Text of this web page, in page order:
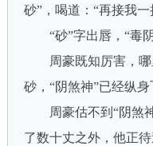
砂”，喝道：“再接我一
“砂”字出唇，“毒阴
周豪既知厉害，哪
砂，“阴煞神”已经纵身
周豪估不到“阴煞神
了数十丈之外，他正